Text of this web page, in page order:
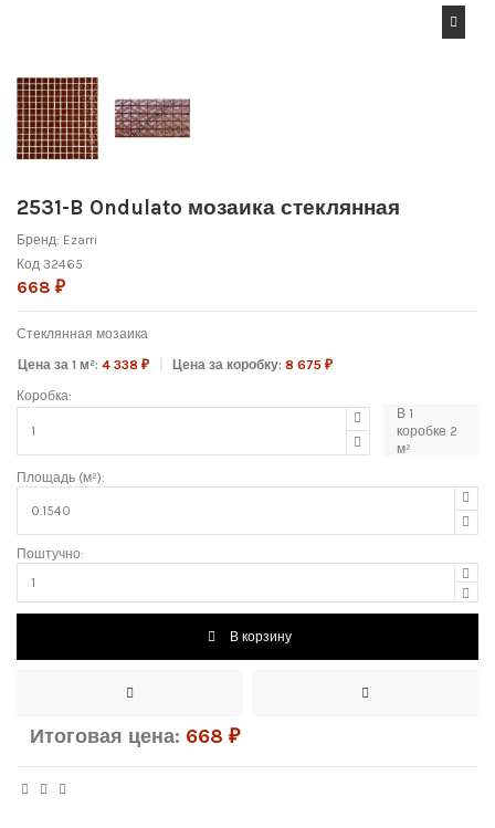
2531-B Ondulato мозаика стеклянная
Бренд: Ezarri
Код 32465
668 ₽
Стеклянная мозаика
Цена за 1 м²:4 338 ₽ Цена за коробку:8 675 ₽
Коробка:
В 1
коробке 2
м²
Площадь (м²):
Поштучно:
В корзину
Итоговая цена: 668 ₽